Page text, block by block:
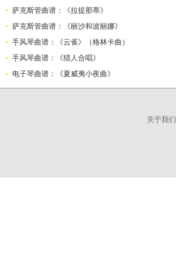
萨克斯管曲谱：《拉提那蒂》
萨克斯管曲谱：《丽沙和波丽娜》
手风琴曲谱：《云雀》（格林卡曲）
手风琴曲谱：《猎人合唱》
电子琴曲谱：《夏威夷小夜曲》
关于我们